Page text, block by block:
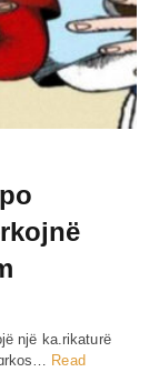
një ka.rikaturë
Read